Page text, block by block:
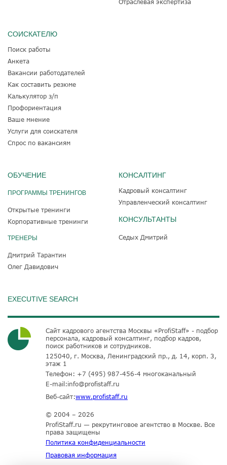
СОИСКАТЕЛЮ
Поиск работы
Анкета
Вакансии работодателей
Как составить резюме
Калькулятор з/п
Профориентация
Ваше мнение
Услуги для соискателя
Спрос по вакансиям
ОБУЧЕНИЕ
ПРОГРАММЫ ТРЕНИНГОВ
Открытые тренинги
Корпоративные тренинги
ТРЕНЕРЫ
Дмитрий Тарантин
Олег Давидович
КОНСАЛТИНГ
Кадровый консалтинг
Управленческий консалтинг
КОНСУЛЬТАНТЫ
Седых Дмитрий
EXECUTIVE SEARCH
Сайт кадрового агентства Москвы «ProfiStaff» - подбор
персонала, кадровый консалтинг, подбор кадров,
поиск работников и сотрудников.
125040, г. Москва, Ленинградский пр., д. 14, корп. 3,
этаж 1
Телефон: +7 (495) 987-456-4 многоканальный
E-mail:info@profistaff.ru
Веб-сайт:www.profistaff.ru
© 2004 – 2026
ProfiStaff.ru — рекрутинговое агентство в Москве. Все
права защищены
Политика конфиденциальности
Правовая информация